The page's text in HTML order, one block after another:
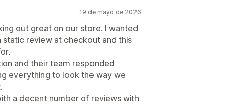
19 de mayo de 2026
out great on our store. I wanted
review at checkout and this
and their team responded
everything to look the way we
a decent number of reviews with